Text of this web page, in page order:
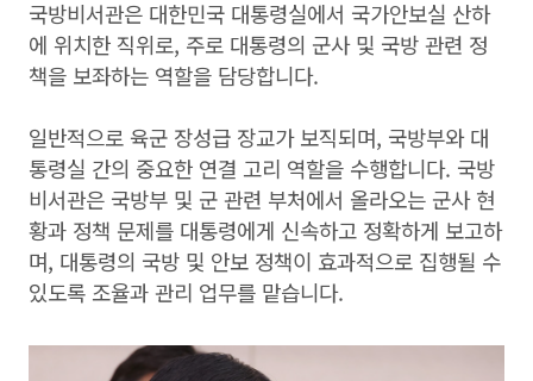
국방비서관은 대한민국 대통령실에서 국가안보실 산하
에 위치한 직위로, 주로 대통령의 군사 및 국방 관련 정
책을 보좌하는 역할을 담당합니다.
일반적으로 육군 장성급 장교가 보직되며, 국방부와 대
통령실 간의 중요한 연결 고리 역할을 수행합니다. 국방
비서관은 국방부 및 군 관련 부처에서 올라오는 군사 현
황과 정책 문제를 대통령에게 신속하고 정확하게 보고하
며, 대통령의 국방 및 안보 정책이 효과적으로 집행될 수
있도록 조율과 관리 업무를 맡습니다.